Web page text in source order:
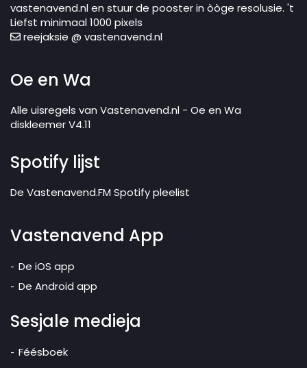
vastenavend.nl en stuur de pooster in òòge resolusie. 't
Liefst minimaal 1000 pixels
reejaksie @ vastenavend.nl
Oe en Wa
Alle uisregels van Vastenavend.nl - Oe en Wa
diskleemer V4.11
Spotify lijst
De Vastenavend.FM Spotify pleelist
Vastenavend App
De iOS app
De Android app
Sesjale medieja
Féésboek